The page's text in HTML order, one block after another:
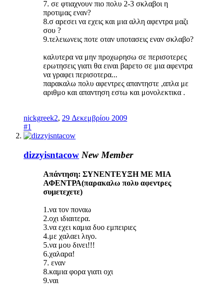
7. σε φτιαχνουν πιο πολυ 2-3 σκλαβοι η
προτιμας εναν?
8.σ αρεσει να εχεις και μια αλλη αφεντρα μαζι
σου ?
9.τελειωνεις ποτε οταν υποτασεις εναν σκλαβο?
καλυτερα να μην προχωρησω σε περισοτερες
ερωτησεις γιατι θα ειναι βαρετο σε μια αφεντρα
να γραφει περισοτερα...
παρακαλω πολυ αφεντρες απαντηστε ,απλα με
αριθμο και απαντηση εστω και μονολεκτικα .
nickgreek2, 29 Δεκεμβρίου 2009
#1
dizzyisntacow New Member
Απάντηση: ΣΥΝΕΝΤΕΥΞΗ ΜΕ ΜΙΑ
ΑΦΕΝΤΡΑ(παρακαλω πολυ αφεντρες
συμετεχετε)
1.να τον ποναω
2.οχι ιδιαιτερα.
3.να εχει καμια δυο εμπειριες
4.με χαλαει λιγο.
5.να μου δινει!!!
6.χαλαρα!
7. εναν
8.καμια φορα γιατι οχι
9.ναι